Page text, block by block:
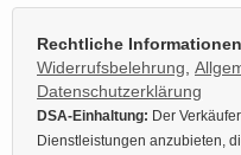
Rechtliche
Widerrufsbelehrung
Datenschutzerklärung
DSA-Einhaltung: Der
Dienstleistungen anzubieten,